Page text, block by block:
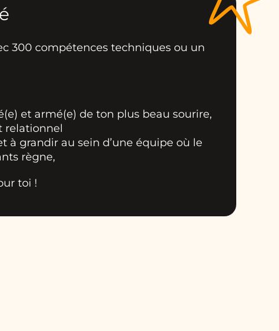
300 compétences techniques ou un
et armé(e) de ton plus beau sourire,
relationnel
à grandir au sein d’une équipe où le
règne,
toi !